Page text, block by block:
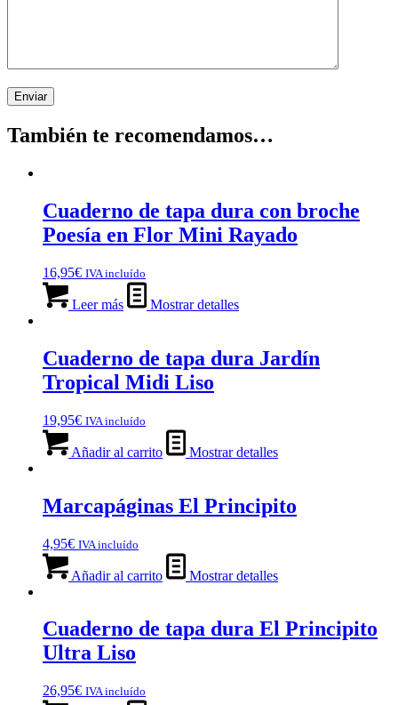
También te recomendamos…
Cuaderno de tapa dura con broche
Poesía en Flor Mini Rayado
16,95€ IVA incluído
Leer más Mostrar detalles
Cuaderno de tapa dura Jardín
Tropical Midi Liso
19,95€ IVA incluído
Añadir al carrito Mostrar detalles
Marcapáginas El Principito
4,95€ IVA incluído
Añadir al carrito Mostrar detalles
Cuaderno de tapa dura El Principito
Ultra Liso
26,95€ IVA incluído